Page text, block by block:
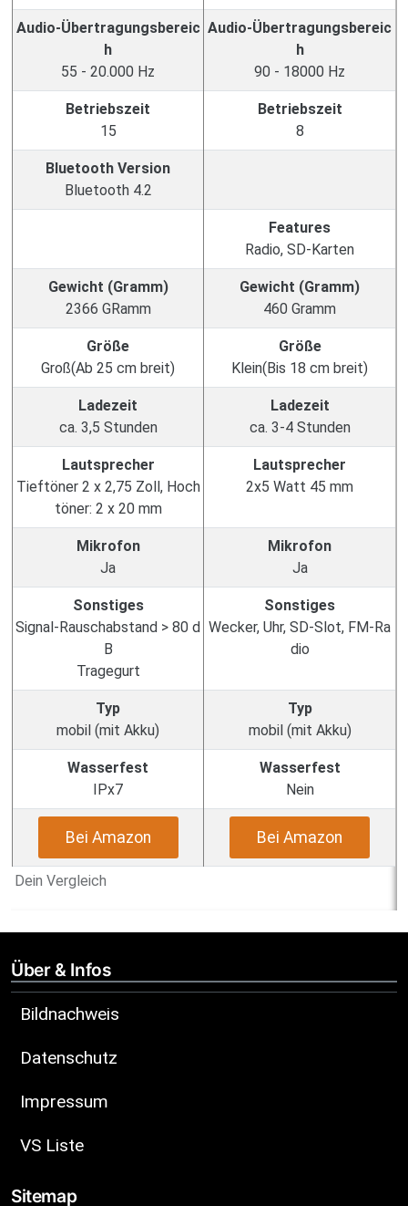
Dein Vergleich
Audio-Übertragungsbereic
h
55 - 20.000 Hz
Audio-Übertragungsbereic
h
90 - 18000 Hz
Betriebszeit
15
Betriebszeit
8
Bluetooth Version
Bluetooth 4.2
Features
Radio, SD-Karten
Gewicht (Gramm)
2366 GRamm
Gewicht (Gramm)
460 Gramm
Größe
Groß(Ab 25 cm breit)
Größe
Klein(Bis 18 cm breit)
Ladezeit
ca. 3,5 Stunden
Ladezeit
ca. 3-4 Stunden
Lautsprecher
Tieftöner 2 x 2,75 Zoll, Hoch
töner: 2 x 20 mm
Lautsprecher
2x5 Watt 45 mm
Mikrofon
Ja
Mikrofon
Ja
Sonstiges
Signal-Rauschabstand > 80 d
B
Tragegurt
Sonstiges
Wecker, Uhr, SD-Slot, FM-Ra
dio
Typ
mobil (mit Akku)
Typ
mobil (mit Akku)
Wasserfest
IPx7
Wasserfest
Nein
Bei Amazon Bei Amazon
Über & Infos
Bildnachweis
Datenschutz
Impressum
VS Liste
Sitemap